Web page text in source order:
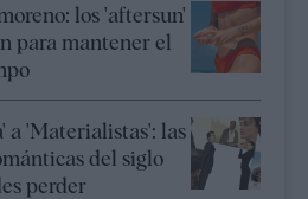
los 'aftersun'
para mantener el
a 'Materialistas': las
del siglo
perder